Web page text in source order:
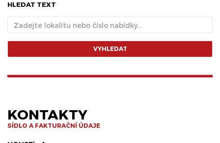
HLEDAT TEXT
VYHLEDAT
KONTAKTY
SÍDLO A FAKTURAČNÍ ÚDAJE